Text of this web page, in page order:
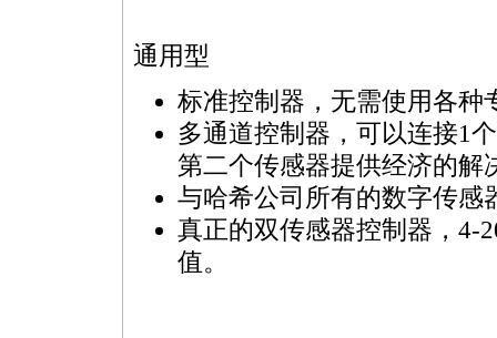
通用型
标准控制器，无需使用各种
多通道控制器，可以连接1
第二个传感器提供经济的解
与哈希公司所有的数字传感
真正的双传感器控制器，4-
值。